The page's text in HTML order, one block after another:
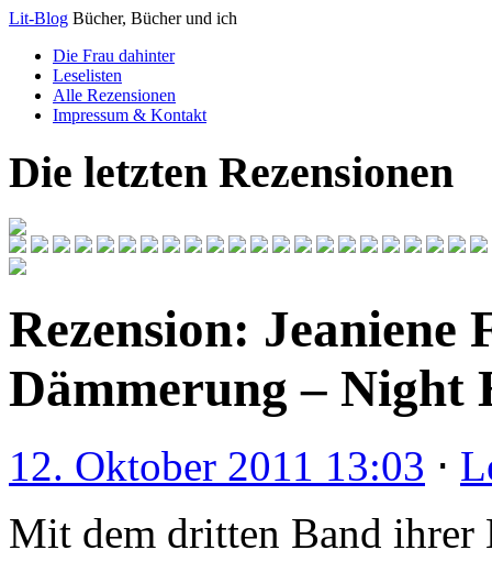
Lit-Blog Bücher, Bücher und ich
Die Frau dahinter
Leselisten
Alle Rezensionen
Impressum & Kontakt
Die letzten Rezensionen
Rezension:
Dämmerung – Night
12. Oktober 2011 13:03 ⋅
Mit dem dritten Band ihrer